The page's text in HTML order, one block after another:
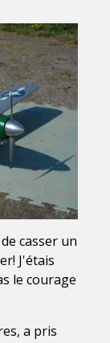
casser un
J'étais
le courage
a pris